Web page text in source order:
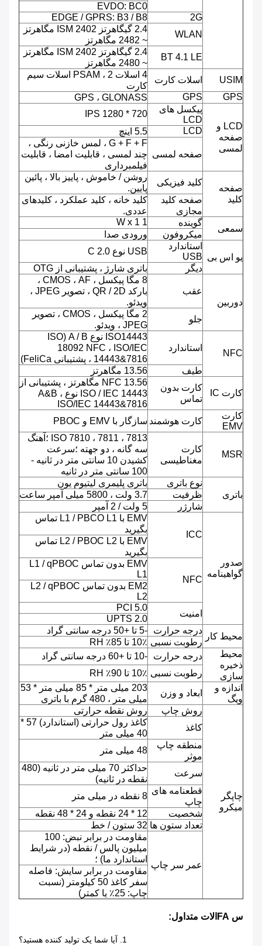
EVDO: BC0
2G
EDGE / GPRS: B3 / B8
WLAN
2.4 گیگاهرتز ISM 2402 مگاهرتز
~ 2482 مگاهرتز
BT 4.1 LE
2.4 گیگاهرتز ISM 2402 مگاهرتز
~ 2480 مگاهرتز
USIM
اسلات کارت
4 اسلات PSAM ، 2 اسلات سیم
کارت
GPS
GPS GPS ، GLONASS
LCD و
صفحه
لمسی
پیکسل های
LCD
720 * 1280 IPS
LCD
5.5 اینچ
صفحه لمسی
G + F + F ، لمس خازنی رنگی ،
چند لمسی ، قابلیت امضا ، قابلیت
فیلمبرداری
صفحه
کلید
کلید فیزیکی
روشن / خاموش ، پاییز بالا ، پائین
پایین.
صفحه کلید
مجازی
کلید خانه ، کلید عملکرد ، کلیدهای
عددی.
سمعی
گوینده
1 W x 1
میکروفون
ورودی صدا
یو اس بی
استاندارد
USB
USB نوع C 2.0
دیگر
باتری شارژ ، پشتیبانی از OTG
دوربین
عقب
8 مگا پیکسل ، CMOS ، AF ،
بارکد QR / 2D ، تصویر JPEG ،
ویدئو.
جلو
2 مگا پیکسل ، CMOS ، تصویر
JPEG ، ویدئو.
NFC
استاندارد
ISO14443 نوع A / B (ISO
18092 NFC ، ISO/IEC
14443&7816 ، پشتیبانی FeliCa)
طیف
13.56 مگاهرتز
کارت IC
کارت بدون
تماس
NFC 13.56 مگاهرتز ، پشتیبانی از
ISO / IEC 14443 نوع A&B ،
ISO/IEC 14443&7816
کارت
EMV
کارت هوشمند سازگار با EMV و PBOC
MSR
کارت
مغناطیسی
ISO 7810 ، 7811 ، 7813 ؛آهنگ
سه گانه ، دو جهته ؛سرعت
کشیدن 10 سانتی متر در ثانیه -
100 سانتی متر در ثانیه
باتری
نوع باتری
باتری پلیمری لیتیوم یون
ظرفیت
3.7 ولت ، 5800 میلی آمپر ساعت
شارژر
5 ولت / 2 آمپر
صدور
گواهینامه
ICC
EMV با L1 / PBCO L1 تماس
بگیرید
EMV با L2 / PBOC L2 تماس
بگیرید
NFC
EMV بدون تماس L1 / qPBOC
L1
EM2 بدون تماس L2 / qPBOC
L2
امنیت
PCI 5.0
UPTS 2.0
محیط کار
درجه حرارت
-5 تا +50 درجه سانتی گراد
رطوبت نسبی 10٪ تا 85٪ RH
محیط
ذخیره
سازی
درجه حرارت
-10 تا +60 درجه سانتی گراد
رطوبت نسبی 10٪ تا 90٪ RH
اندازه و
ویگ
ابعاد و وزن
203 میلی متر * 85 میلی متر * 53
میلی متر ، 480 گرم با باتری
چاپگر
میکرو
روش چاپ
روش نقطه حرارتی
کاغذ
کاغذ رول حرارتی (استاندارد) 57 *
40 میلی متر
منطقه چاپ
موثر
48 میلی متر
سرعت
حداکثر 70 میلی متر در ثانیه (480
نقطه در ثانیه)
قطعنامه های
چاپ
8 نقطه در میلی متر
شخصیت
12 * 24 نقطه و 24 * 48 نقطه
تعداد ستون ها 32 ستون / خط
عمر سر چاپ
مقاومت در برابر نبض: 100
میلیون پالس / نقطه (در شرایط
استاندارد ما) ؛
مقاومت در برابر سایش: فاصله
سفر کاغذ 50 کیلومتر (نسبت
چاپ: 25٪ یا کمتر)
س FAالات متداول:
1. آیا شما یک تولید کننده هستید؟